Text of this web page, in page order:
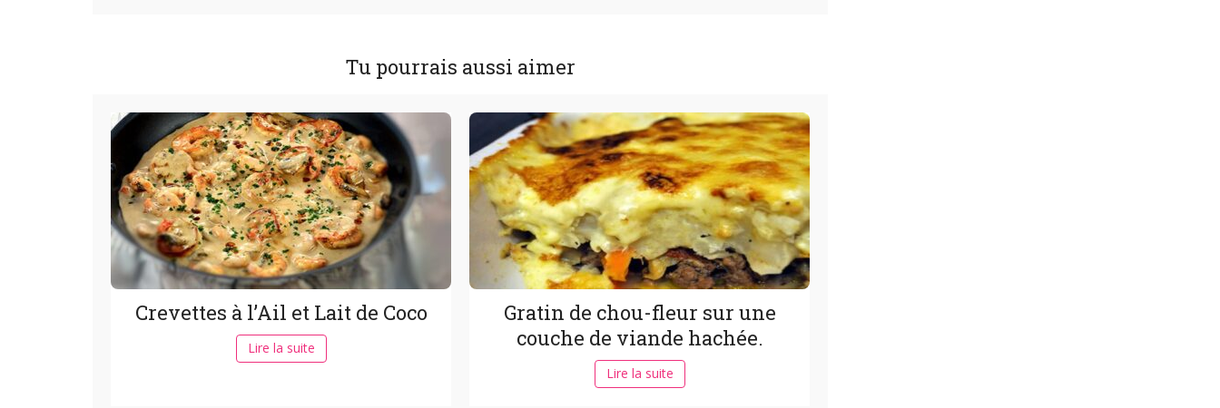
Tu pourrais aussi aimer
Crevettes à l’Ail et Lait de Coco
Lire la suite
Gratin de chou-fleur sur une
couche de viande hachée.
Lire la suite